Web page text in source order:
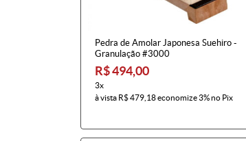
Pedra de Amolar Japonesa Suehiro -
Granulação #3000
R$ 494,00
3x
à vista R$ 479,18economize3%no Pix